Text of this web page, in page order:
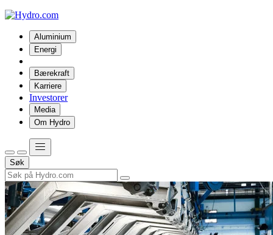
Aluminium
Energi
Bærekraft
Karriere
Investorer
Media
Om Hydro
Søk